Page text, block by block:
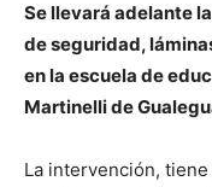
Se llevará adelante
de seguridad,
en la escuela de
Martinelli de
La intervención,